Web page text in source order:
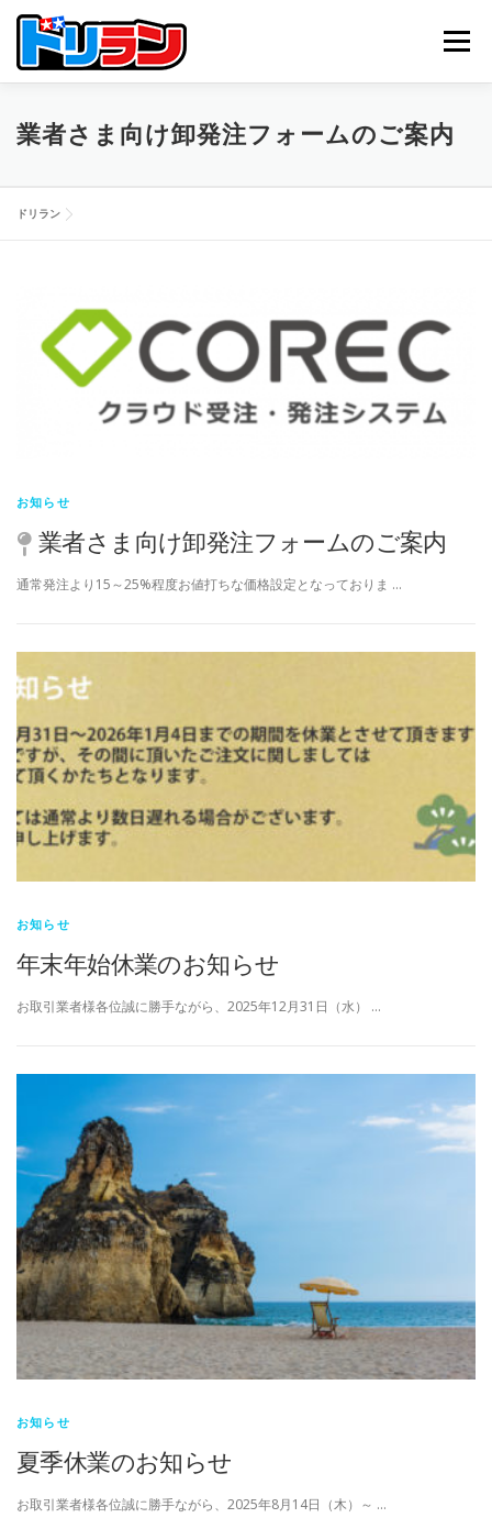
メニュー
TOP ABOUT US NEWS CONTACT
業者さま向け卸発注フォームのご案内
ドリラン
お知らせ
業者さま向け卸発注フォームのご案内
通常発注より15～25%程度お値打ちな価格設定となっておりま …
お知らせ
年末年始休業のお知らせ
お取引業者様各位誠に勝手ながら、2025年12月31日（水） …
お知らせ
夏季休業のお知らせ
お取引業者様各位誠に勝手ながら、2025年8月14日（木）～ …